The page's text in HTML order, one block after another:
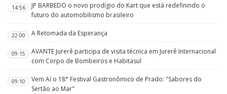
14:56
JP BARBEDO o novo prodígio do Kart que está redefinindo o
futuro do automobilismo brasileiro
22:00 A Retomada da Esperança
09:15
AVANTE Jurerê participa de visita técnica em Jurerê Internacional
com Corpo de Bombeiros e Habitasul
09:10
Vem Aí o 18° Festival Gastronômico de Prado: "Sabores do
Sertão ao Mar"